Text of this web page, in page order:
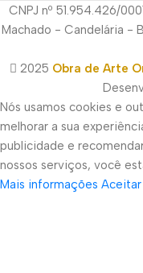
CNPJ nº 51.954.426/
Machado - Candelária -
2025 Obra de Arte
Nós usamos cookies e
melhorar a sua
publicidade e
nossos serviços, você
Mais informações Aceitar